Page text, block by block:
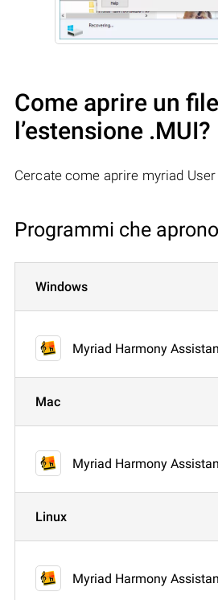
Come aprire un
l’estensione .MUI?
Cercate come aprire myriad
Programmi che
Windows
Myriad Harmony
Mac
Myriad Harmony
Linux
Myriad Harmony